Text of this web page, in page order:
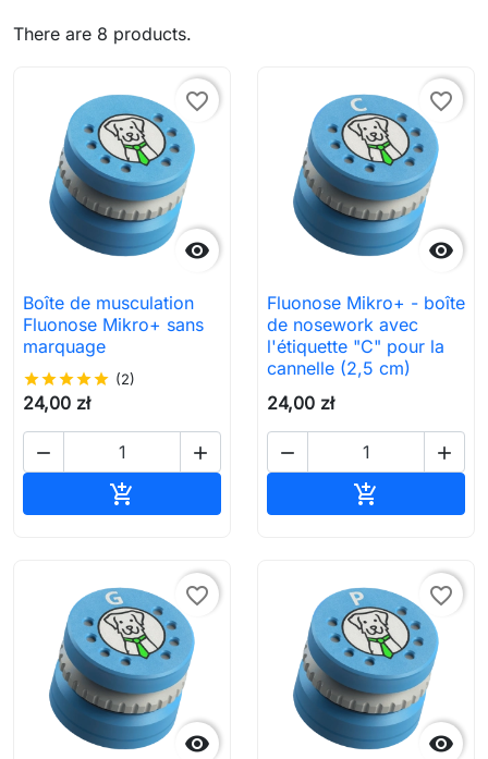
There are 8 products.

favorite_border
Boîte de musculation
Fluonose Mikro+ sans
marquage
starstarstarstarstar (2)
24,00 zł
 


favorite_border
Fluonose Mikro+ - boîte
de nosework avec
l'étiquette "C" pour la
cannelle (2,5 cm)
24,00 zł
 


favorite_border

favorite_border